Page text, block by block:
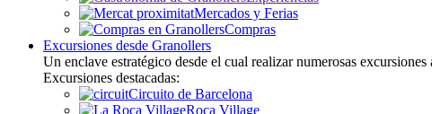
Mercados y Ferias
Compras
Excursiones desde Granollers
Un enclave estratégico desde el cual realizar numerosas
Excursiones destacadas:
Circuito de Barcelona
Roca Village